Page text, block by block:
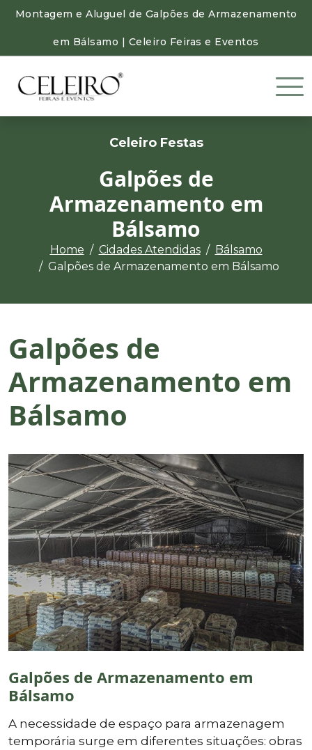
Montagem e Aluguel de Galpões de Armazenamento
em Bálsamo | Celeiro Feiras e Eventos
Celeiro Festas
Galpões de
Armazenamento em
Bálsamo
Home Cidades Atendidas
Bálsamo
Galpões de Armazenamento em Bálsamo
Galpões de
Armazenamento em
Bálsamo
Galpões de Armazenamento em
Bálsamo
A necessidade de espaço para armazenagem
temporária surge em diferentes situações: obras